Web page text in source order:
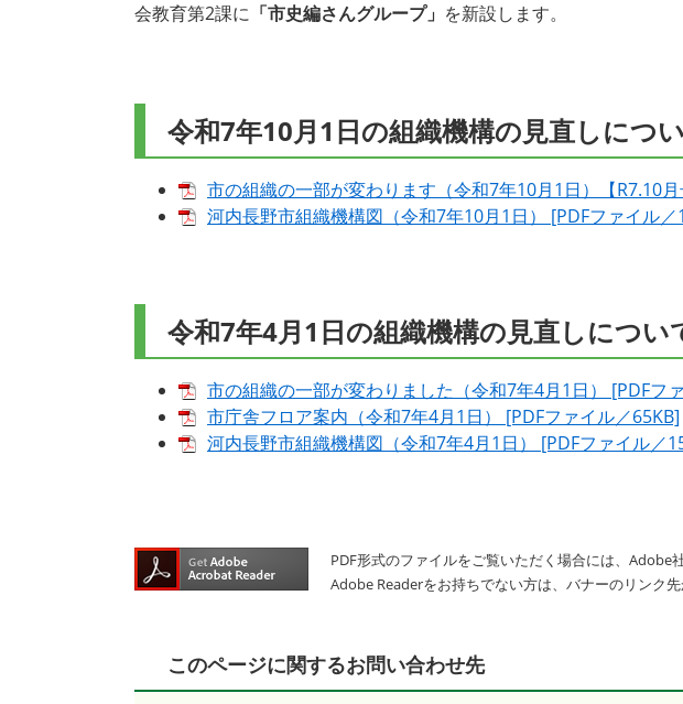
会教育第2課に 「市史編さんグループ」 を新設します。​
令和7年10月1日の組織機構の見直しにつ
市の組織の一部が変わります（令和7年10月1日）【R7.10
河内長野市組織機構図（令和7年10月1日） [PDFファイル／
令和7年4月1日の組織機構の見直しについ
市の組織の一部が変わりました（令和7年4月1日） [PDFフ
市庁舎フロア案内（令和7年4月1日） [PDFファイル／65KB]
河内長野市組織機構図（令和7年4月1日） [PDFファイル／
PDF形式のファイルをご覧いただく場合には、Adobe
Adobe Readerをお持ちでない方は、バナーのリンク
このページに関するお問い合わせ先